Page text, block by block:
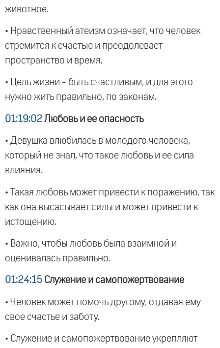
животное.
• Нравственный атеизм означает, что человек
стремится к счастью и преодолевает
пространство и время.
• Цель жизни - быть счастливым, и для этого
нужно жить правильно, по законам.
01:19:02 Любовь и ее опасность
• Девушка влюбилась в молодого человека,
который не знал, что такое любовь и ее сила
влияния.
• Такая любовь может привести к поражению, так
как она высасывает силы и может привести к
истощению.
• Важно, чтобы любовь была взаимной и
оценивалась правильно.
01:24:15 Служение и самопожертвование
• Человек может помочь другому, отдавая ему
свое счастье и заботу.
• Служение и самопожертвование укрепляют